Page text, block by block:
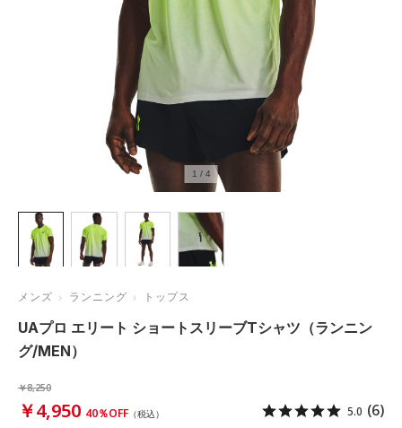
1 / 4
メンズ ランニング トップス
UAプロ エリート ショートスリーブTシャツ（ランニン
グ/MEN）
￥8,250
￥4,950 40％OFF （税込） 5.0 (6)